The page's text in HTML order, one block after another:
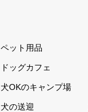
ペット用品
ドッグカフェ
犬OKのキャンプ場
犬の送迎